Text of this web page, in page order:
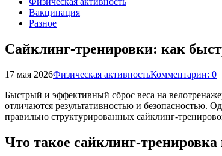
Вакцинация
Разное
Сайклинг-тренировки: как
17 мая 2026Физическая активностьКомментарии: 0
Быстрый и эффективный сброс веса на
отличаются результативностью и безопасностью.
правильно структурированных сайклинг-
Что такое сайклинг-